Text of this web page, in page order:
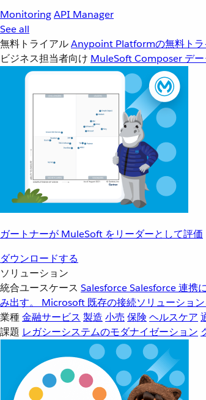
MonitoringAPI Manager
See all
無料トライアルAnypoint Platformの無料トラ
ビジネス担当者向け MuleSoft Composer デ
ガートナーが MuleSoft をリーダーとして評価
ダウンロードする
ソリューション
統合ユースケース SalesforceSalesforce 連携
み出す。
Microsoft 既存の接続ソリューショ
業種金融サービス 製造 小売 保険 ヘルスケア
課題 レガシーシステムのモダナイゼーション